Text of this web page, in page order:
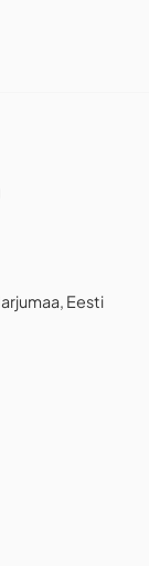
Eesti